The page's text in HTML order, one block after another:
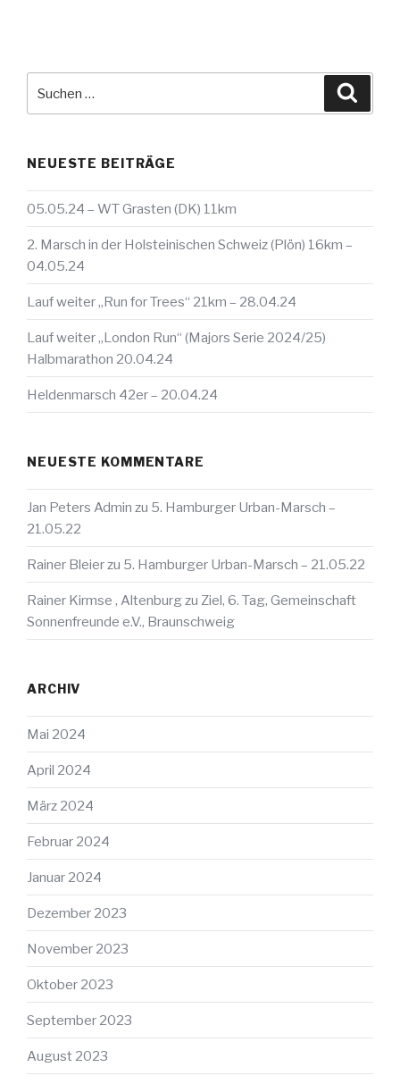
NEUESTE BEITRÄGE
05.05.24 – WT Grasten (DK) 11km
2. Marsch in der Holsteinischen Schweiz (Plön) 16km –
04.05.24
Lauf weiter „Run for Trees“ 21km – 28.04.24
Lauf weiter „London Run“ (Majors Serie 2024/25)
Halbmarathon 20.04.24
Heldenmarsch 42er – 20.04.24
NEUESTE KOMMENTARE
Jan Peters Admin zu 5. Hamburger Urban-Marsch –
21.05.22
Rainer Bleierzu 5. Hamburger Urban-Marsch – 21.05.22
Rainer Kirmse , Altenburgzu Ziel, 6. Tag, Gemeinschaft
Sonnenfreunde e.V., Braunschweig
ARCHIV
Mai 2024
April 2024
März 2024
Februar 2024
Januar 2024
Dezember 2023
November 2023
Oktober 2023
September 2023
August 2023